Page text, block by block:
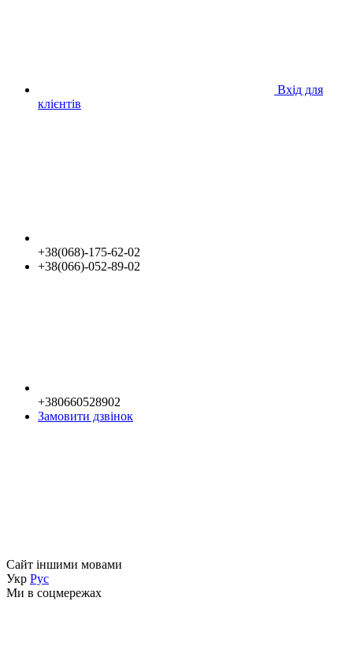
Вхід для
клієнтів
+38(068)-175-62-02
+38(066)-052-89-02
+380660528902
Замовити дзвінок
Сайт іншими мовами
Укр Рус
Ми в соцмережах